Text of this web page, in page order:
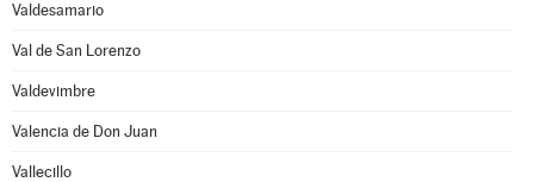
Valdesamario
Val de San Lorenzo
Valdevimbre
Valencia de Don Juan
Vallecillo